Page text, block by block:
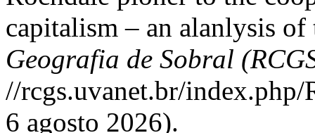
capitalism – an alanlysis of
Geografia de Sobral
//rcgs.uvanet.br/
6 agosto 2026).